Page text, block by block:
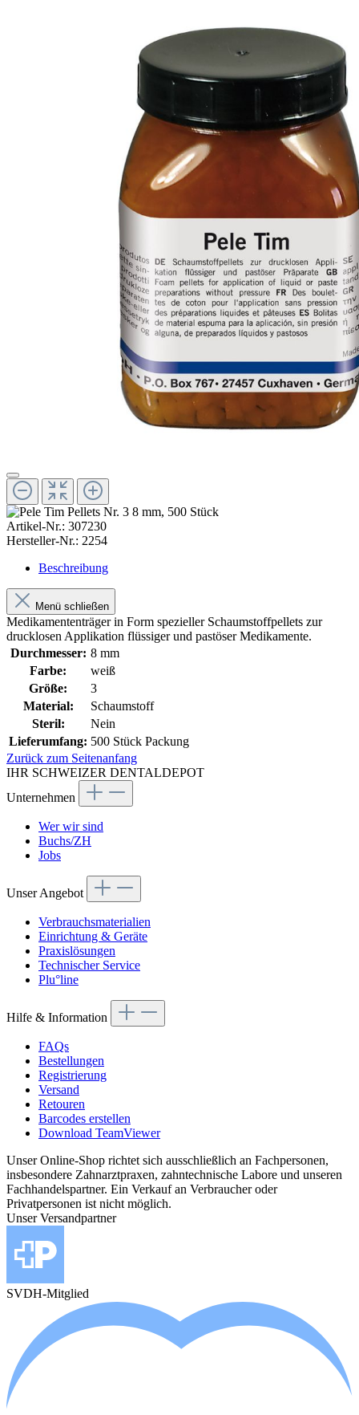
Artikel-Nr.: 307230
Hersteller-Nr.: 2254
Beschreibung
Menü schließen
Medikamententräger in Form spezieller Schaumstoffpellets zur
drucklosen Applikation flüssiger und pastöser Medikamente.
Durchmesser: 8 mm
Farbe:
weiß
Größe:
3
Material:
Schaumstoff
Steril:
Nein
Lieferumfang: 500 Stück Packung
Zurück zum Seitenanfang
IHR SCHWEIZER DENTALDEPOT
Unternehmen
Wer wir sind
Buchs/ZH
Jobs
Unser Angebot
Verbrauchsmaterialien
Einrichtung & Geräte
Praxislösungen
Technischer Service
Plu°line
Hilfe & Information
FAQs
Bestellungen
Registrierung
Versand
Retouren
Barcodes erstellen
Download TeamViewer
Unser Online-Shop richtet sich ausschließlich an Fachpersonen,
insbesondere Zahnarztpraxen, zahntechnische Labore und unseren
Fachhandelspartner. Ein Verkauf an Verbraucher oder
Privatpersonen ist nicht möglich.
Unser Versandpartner
SVDH-Mitglied